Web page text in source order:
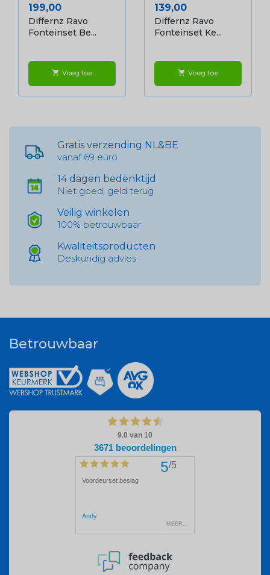
Prijs
199,00
Differnz Ravo
Fonteinset Be...
shopping_cart Voeg toe
Prijs
139,00
Differnz Ravo
Fonteinset Ke...
shopping_cart Voeg toe
Gratis verzending NL&BE
vanaf 69 euro
14 dagen bedenktijd
Niet goed, geld terug
Veilig winkelen
100% betrouwbaar
Kwaliteitsproducten
Deskundig advies
Betrouwbaar